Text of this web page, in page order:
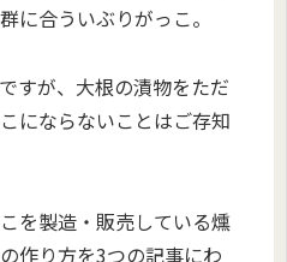
に合ういぶりがっこ。
すが、大根の漬物をただ
にならないことはご存知
を製造・販売している燻
作り方を3つの記事にわ